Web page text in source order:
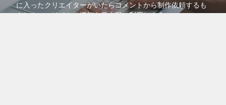
に入ったクリエイターがいたらコメントから制作依頼するも
よし！このサイトの機能を最大限に利用しよう。